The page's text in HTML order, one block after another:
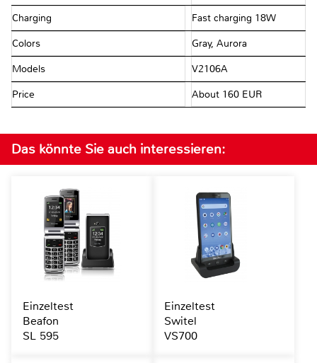
Charging Fast charging 18W
Colors Gray, Aurora
Models V2106A
Price About 160 EUR
Das könnte Sie auch interessieren:
Einzeltest
Beafon
SL 595
Einzeltest
Switel
VS700